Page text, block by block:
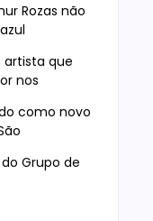
Rozas não
artista que
nos
como novo
Grupo de